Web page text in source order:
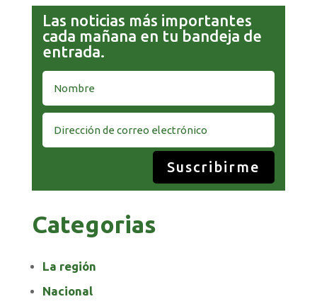
Las noticias más importantes
cada mañana en tu bandeja de
entrada.
Suscribirme
Categorias
La región
Nacional